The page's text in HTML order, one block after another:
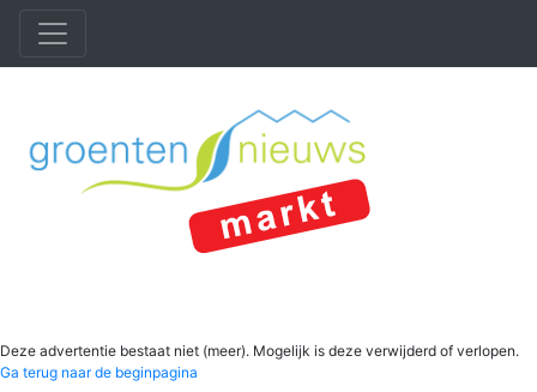
Deze advertentie bestaat niet (meer). Mogelijk is deze verwijderd of verlopen.
Ga terug naar de beginpagina